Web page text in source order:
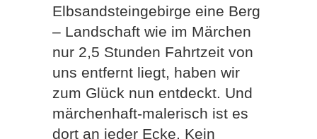
Elbsandsteingebirge eine Berg
– Landschaft wie im Märchen
nur 2,5 Stunden Fahrtzeit von
uns entfernt liegt, haben wir
zum Glück nun entdeckt. Und
märchenhaft-malerisch ist es
dort an jeder Ecke. Kein